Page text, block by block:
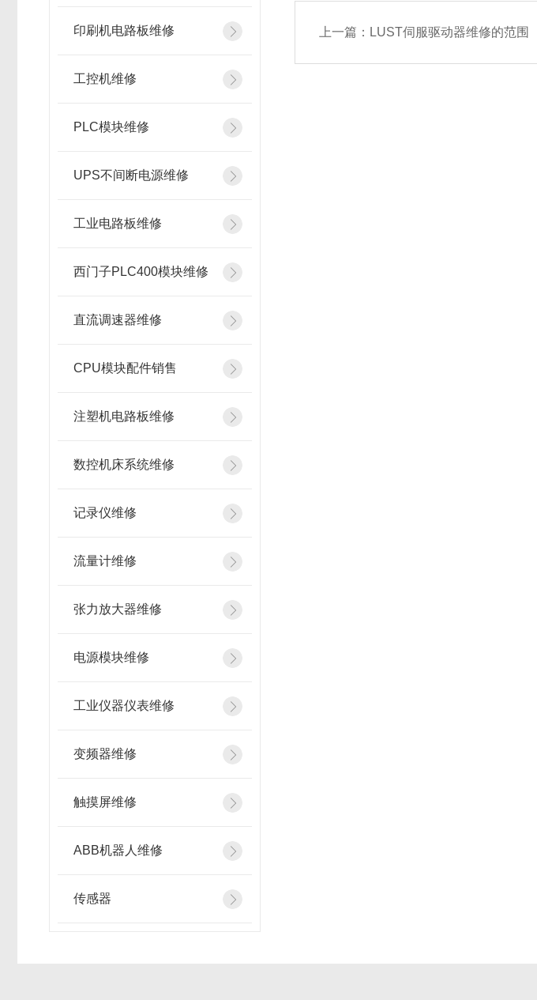
印刷机电路板维修
工控机维修
PLC模块维修
UPS不间断电源维修
工业电路板维修
西门子PLC400模块维修
直流调速器维修
CPU模块配件销售
注塑机电路板维修
数控机床系统维修
记录仪维修
流量计维修
张力放大器维修
电源模块维修
工业仪器仪表维修
变频器维修
触摸屏维修
ABB机器人维修
传感器
上一篇： LUST伺服驱动器维修的范围